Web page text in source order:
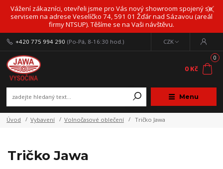
Vážení zákazníci, otevřeli jsme pro Vás nový showroom spojený se
servisem na adrese Veselíčko 74, 591 01 Žďár nad Sázavou (areál
firmy NTSUP). Těšíme se na Vaši návštěvu.
Menu
CZK
+420 775 994 290 (Po-Pá, 8-16:30 hod.)
0
0 Kč
Úvod Vybavení Volnočasové oblečení Tričko Jawa
Tričko Jawa